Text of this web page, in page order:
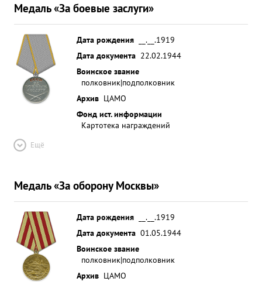
Медаль «За боевые заслуги»
Дата рождения
__.__.1919
Дата документа 22.02.1944
Воинское звание
полковник|подполковник
Архив ЦАМО
Фонд ист. информации
Картотека награждений
Ещё
Медаль «За оборону Москвы»
Дата рождения
__.__.1919
Дата документа 01.05.1944
Воинское звание
полковник|подполковник
Архив ЦАМО